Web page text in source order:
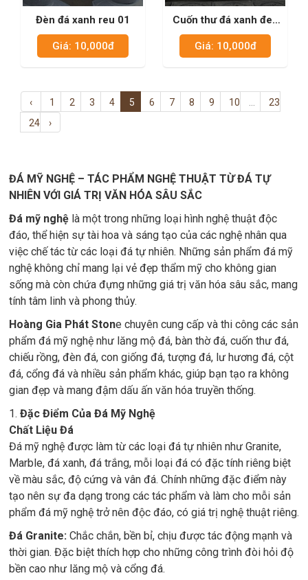
Đèn đá xanh reu 01
Giá: 10,000đ
Cuốn thư đá xanh đen
02
Giá: 10,000đ
‹ 1 2 3 4 5 6 7 8 9 10
23
24
›
ĐÁ MỸ NGHỆ – TÁC PHẨM NGHỆ THUẬT TỪ ĐÁ TỰ
NHIÊN VỚI GIÁ TRỊ VĂN HÓA SÂU SẮC
Đá mỹ nghệ là một trong những loại hình nghệ thuật độc
đáo, thể hiện sự tài hoa và sáng tạo của các nghệ nhân qua
việc chế tác từ các loại đá tự nhiên. Những sản phẩm đá mỹ
nghệ không chỉ mang lại vẻ đẹp thẩm mỹ cho không gian
sống mà còn chứa đựng những giá trị văn hóa sâu sắc, mang
tính tâm linh và phong thủy.
Hoàng Gia Phát Stone chuyên cung cấp và thi công các sản
phẩm đá mỹ nghệ như lăng mộ đá, bàn thờ đá, cuốn thư đá,
chiếu rồng, đèn đá, con giống đá, tượng đá, lư hương đá, cột
đá, cổng đá và nhiều sản phẩm khác, giúp bạn tạo ra không
gian đẹp và mang đậm dấu ấn văn hóa truyền thống.
1. Đặc Điểm Của Đá Mỹ Nghệ
Chất Liệu Đá
Đá mỹ nghệ được làm từ các loại đá tự nhiên như Granite,
Marble, đá xanh, đá trắng, mỗi loại đá có đặc tính riêng biệt
về màu sắc, độ cứng và vân đá. Chính những đặc điểm này
tạo nên sự đa dạng trong các tác phẩm và làm cho mỗi sản
phẩm đá mỹ nghệ trở nên độc đáo, có giá trị nghệ thuật riêng.
Đá Granite: Chắc chắn, bền bỉ, chịu được tác động mạnh và
thời gian. Đặc biệt thích hợp cho những công trình đòi hỏi độ
bền cao như lăng mộ và cổng đá.